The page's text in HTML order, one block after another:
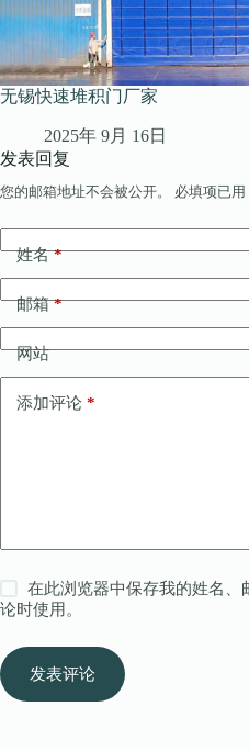
无锡快速堆积门厂家
2025年 9月 16日
发表回复
您的邮箱地址不会被公开。 必填项已用
姓名*
邮箱*
网站
添加评论 *
在此浏览器中保存我的姓名、
论时使用。
发表评论